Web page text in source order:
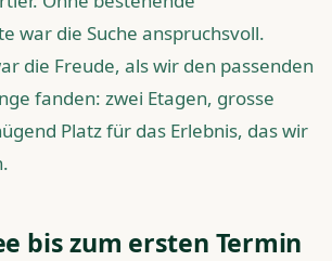
war die Suche anspruchsvoll.
die Freude, als wir den passenden
fanden: zwei Etagen, grosse
Platz für das Erlebnis, das wir
bis zum ersten Termin